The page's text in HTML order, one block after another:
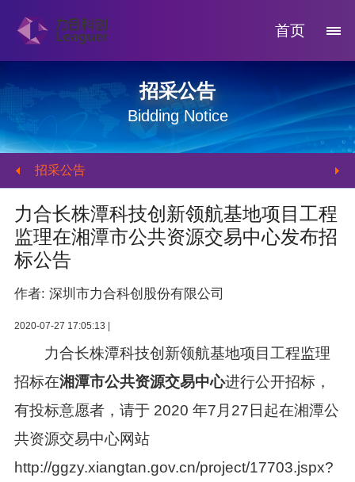
首页
招采公告
Bidding Notice
招采公告
力合长株潭科技创新领航基地项目工程
监理在湘潭市公共资源交易中心发布招
标公告
作者: 深圳市力合科创股份有限公司
2020-07-27 17:05:13 |
力合长株潭科技创新领航基地项目工程监理
招标在湘潭市公共资源交易中心进行公开招标，
有投标意愿者，请于2020 年7月 27 日起在湘潭公
共资源交易中心网站
http://ggzy.xiangtan.gov.cn/project/17703.jspx?